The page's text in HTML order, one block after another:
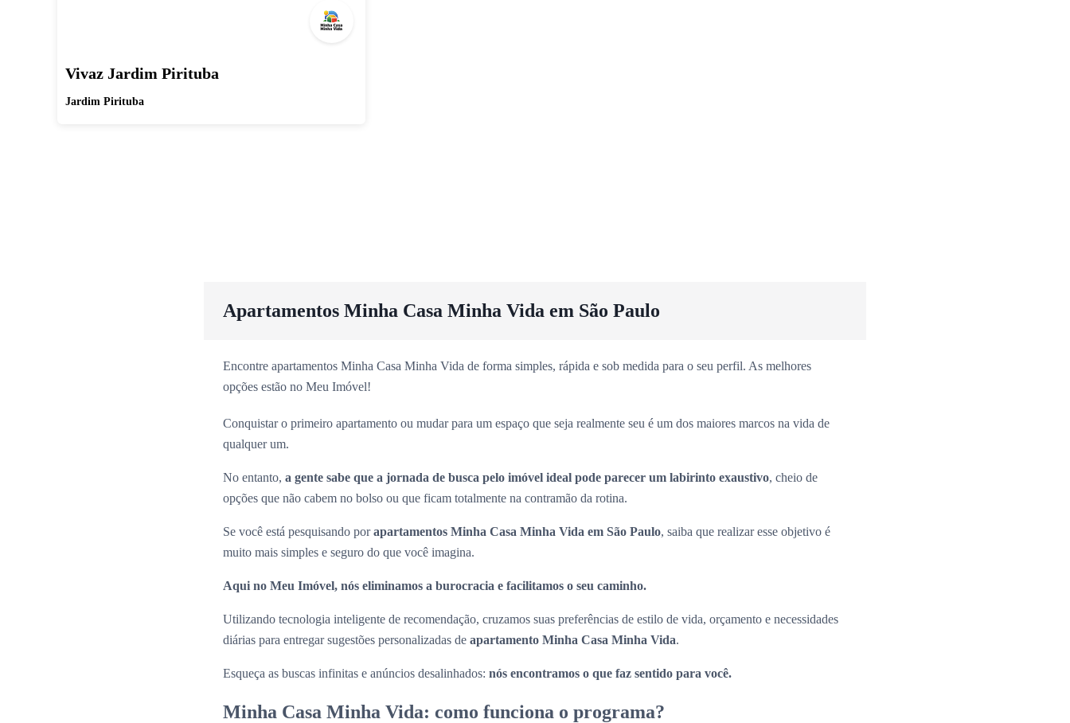
Vivaz Jardim Pirituba
Jardim Pirituba
Apartamentos Minha Casa Minha Vida em São Paulo
Encontre apartamentos Minha Casa Minha Vida de forma simples, rápida e sob medida para o seu perfil. As melhores
opções estão no Meu Imóvel!
Conquistar o primeiro apartamento ou mudar para um espaço que seja realmente seu é um dos maiores marcos na vida de
qualquer um.
No entanto, a gente sabe que a jornada de busca pelo imóvel ideal pode parecer um labirinto exaustivo, cheio de
opções que não cabem no bolso ou que ficam totalmente na contramão da rotina.
Se você está pesquisando porapartamentos Minha Casa Minha Vida em São Paulo, saiba que realizar esse objetivo é
muito mais simples e seguro do que você imagina.
Aqui no Meu Imóvel, nós eliminamos a burocracia e facilitamos o seu caminho.
Utilizando tecnologia inteligente de recomendação, cruzamos suas preferências de estilo de vida, orçamento e necessidades
diárias para entregar sugestões personalizadas de apartamento Minha Casa Minha Vida.
Esqueça as buscas infinitas e anúncios desalinhados: nós encontramos o que faz sentido para você.
Minha Casa Minha Vida: como funciona o programa?